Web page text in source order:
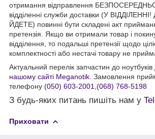
отримання відправлення БЕЗПОСЕРЕДНЬО
відділенні служби доставки (У
ЙДЕТЕ) повинні бути складені акт
претензія. Якщо ви отримали товар і
відділення, то подальші претензії щодо
комплектності або нестачі товару не
Актуальний перелік запчастин до ноутбуків
нашому сайті Meganotik . Замовлення
телефону (050) 603-2001 (068) 768-5198
З будь-яких питань пишіть нам у
Приховати